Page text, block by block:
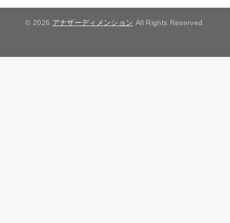
© 2026 アナザーディメンション All Rights Reserved.